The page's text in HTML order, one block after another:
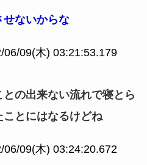
せないからな
06/09(木) 03:21:53.179
の出来ない流れで寝とら
とにはなるけどね
06/09(木) 03:24:20.672